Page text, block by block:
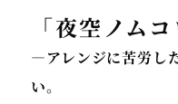
「夜空ノムコ
―アレンジに苦労し
い。